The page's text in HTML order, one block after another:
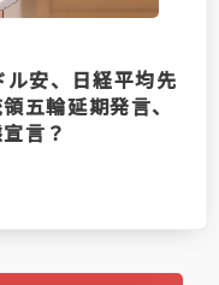
安、日経平均先
五輪延期発言、
言？